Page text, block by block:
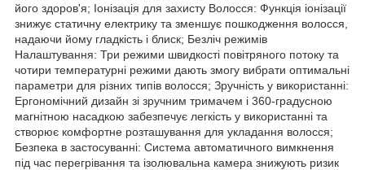
його здоров'я; Іонізація для захисту Волосся: Функція іонізації
знижує статичну електрику та зменшує пошкодження волосся,
надаючи йому гладкість і блиск; Безліч режимів
Налаштування: Три режими швидкості повітряного потоку та
чотири температурні режими дають змогу вибрати оптимальні
параметри для різних типів волосся; Зручність у використанні:
Ергономічний дизайн зі зручним тримачем і 360-градусною
магнітною насадкою забезпечує легкість у використанні та
створює комфортне розташування для укладання волосся;
Безпека в застосуванні: Система автоматичного вимкнення
під час перегрівання та ізолювальна камера знижують ризик